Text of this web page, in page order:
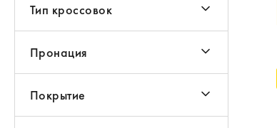
Тип кроссовок
Пронация
Покрытие